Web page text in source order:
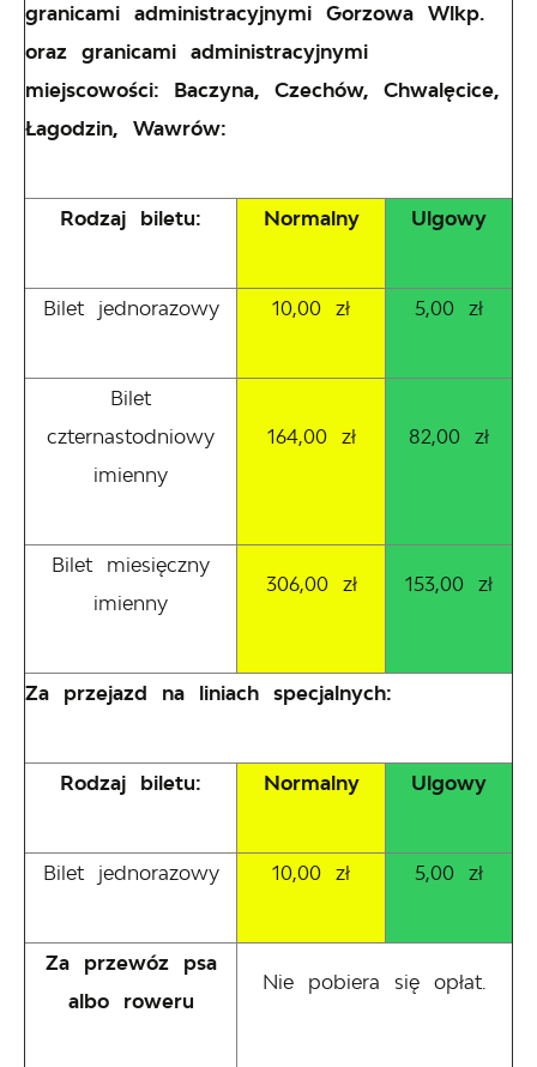
granicami administracyjnymi Gorzowa Wlkp.
oraz granicami administracyjnymi
miejscowości: Baczyna, Czechów, Chwalęcice,
Łagodzin, Wawrów:
Rodzaj biletu: Normalny Ulgowy
Bilet jednorazowy 10,00 zł 5,00 zł
Bilet
czternastodniowy
imienny
164,00 zł 82,00 zł
Bilet miesięczny
imienny
306,00 zł 153,00 zł
Za przejazd na liniach specjalnych:
Rodzaj biletu: Normalny Ulgowy
Bilet jednorazowy 10,00 zł 5,00 zł
Za przewóz psa
albo roweru
Nie pobiera się opłat.